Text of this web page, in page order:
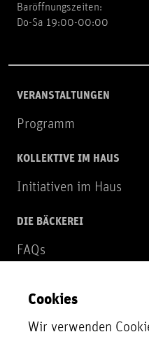
Baröffnungszeiten:
Do-Sa 19:00-00:00
VERANSTALTUNGEN
Programm
KOLLEKTIVE IM HAUS
Initiativen im Haus
DIE BÄCKEREI
FAQs
NEWSLETTER
Zur Newsletter
Cookies
Wir verwenden